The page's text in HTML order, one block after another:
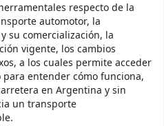
respecto de la
automotor, la
su comercialización, la
vigente, los cambios
a los cuales permite acceder
entender cómo funciona,
en Argentina y sin
un transporte